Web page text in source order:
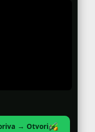
→ Otvori